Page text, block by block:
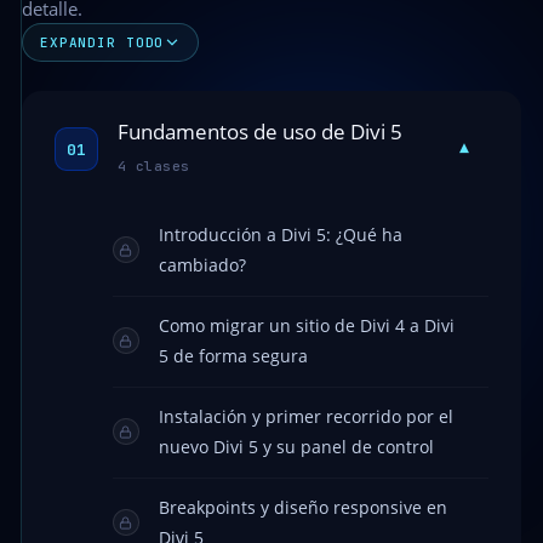
detalle.
EXPANDIR TODO
01
Fundamentos de uso de Divi 5
4 clases
▾
Introducción a Divi 5: ¿Qué ha
cambiado?
Como migrar un sitio de Divi 4 a Divi
5 de forma segura
Instalación y primer recorrido por el
nuevo Divi 5 y su panel de control
Breakpoints y diseño responsive en
Divi 5